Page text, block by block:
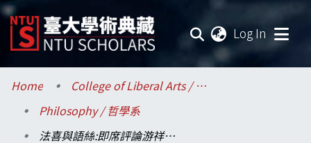
Log In
Communities & Collections
Research Outputs
Home
College of Liberal Arts / 文學院
Philosophy / 哲學系
法喜與語絲:即席評論游祥洲先生「論四悉檀與顯密融合」之論文報告